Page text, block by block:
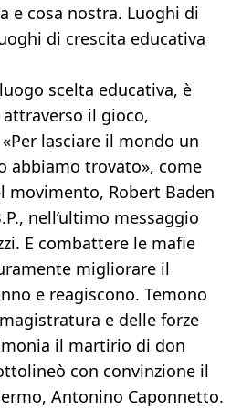
e cosa nostra. Luoghi di
di crescita educativa
scelta educativa, è
il gioco,
lasciare il mondo un
abbiamo trovato», come
movimento, Robert Baden
nell’ultimo messaggio
E combattere le mafie
migliorare il
e reagiscono. Temono
e delle forze
il martirio di don
con convinzione il
Antonino Caponnetto.